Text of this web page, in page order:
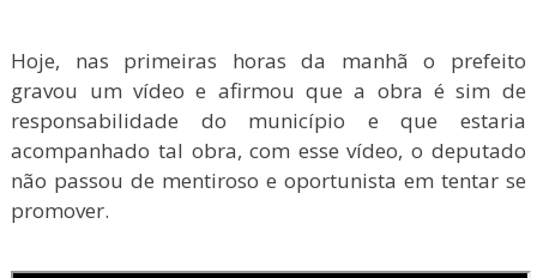
Hoje, nas primeiras horas da manhã o prefeito
gravou um vídeo e afirmou que a obra é sim de
responsabilidade do município e que estaria
acompanhado tal obra, com esse vídeo, o deputado
não passou de mentiroso e oportunista em tentar se
promover.